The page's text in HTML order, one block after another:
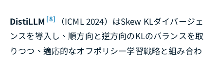
DistiLLM [8]
（ICML 2024）はSkew KLダイバージェ
ンスを導入し、順方向と逆方向のKLのバランスを取
りつつ、適応的なオフポリシー学習戦略と組み合わ